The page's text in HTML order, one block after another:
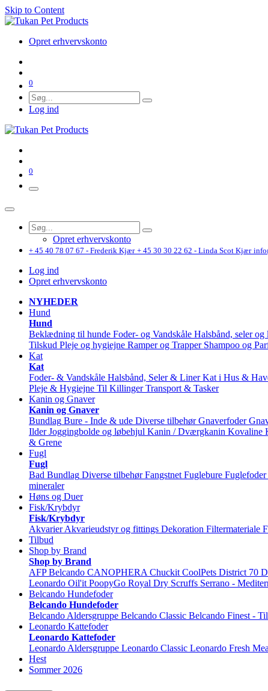
Skip to Content
Opret erhvervskonto
0
Log ind
0
Opret erhvervskonto
+ 45 40 78 07 67 - Frederik Kjær + 45 30 30 22 62 - Linda Scot Kjær
Log ind
Opret erhvervskonto
NYHEDER
Hund
Hund
Beklædning til hunde Foder- og Vandskåle Halsbånd, seler og
Tilskud Pleje og hygiejne Ramper og Trapper Shampoo og
Kat
Kat
Foder- & Vandskåle Halsbånd, Seler & Liner Kat i Hus &
Pleje & Hygiejne Til Killinger Transport & Tasker
Kanin og Gnaver
Kanin og Gnaver
Bundlag Bure - Inde & ude Diverse tilbehør Gnaverfoder
Ilder Joggingbolde og løbehjul Kanin / Dværgkanin Kovaline
& Grene
Fugl
Fugl
Bad Bundlag Diverse tilbehør Fangstnet Fuglebure Fuglefoder
mineraler
Høns og Duer
Fisk/Krybdyr
Fisk/Krybdyr
Akvarier Akvarieudstyr og fittings Dekoration Filtermateriale
Tilbud
Shop by Brand
Shop by Brand
AFP Belcando CANOPHERA Chuckit CoolPets District 70
Leonardo Oil'it PoopyGo Royal Dry Scruffs Serrano -
Belcando Hundefoder
Belcando Hundefoder
Belcando Aldersgruppe Belcando Classic Belcando Finest -
Leonardo Kattefoder
Leonardo Kattefoder
Leonardo Aldersgruppe Leonardo Classic Leonardo Fresh
Hest
Sommer 2026